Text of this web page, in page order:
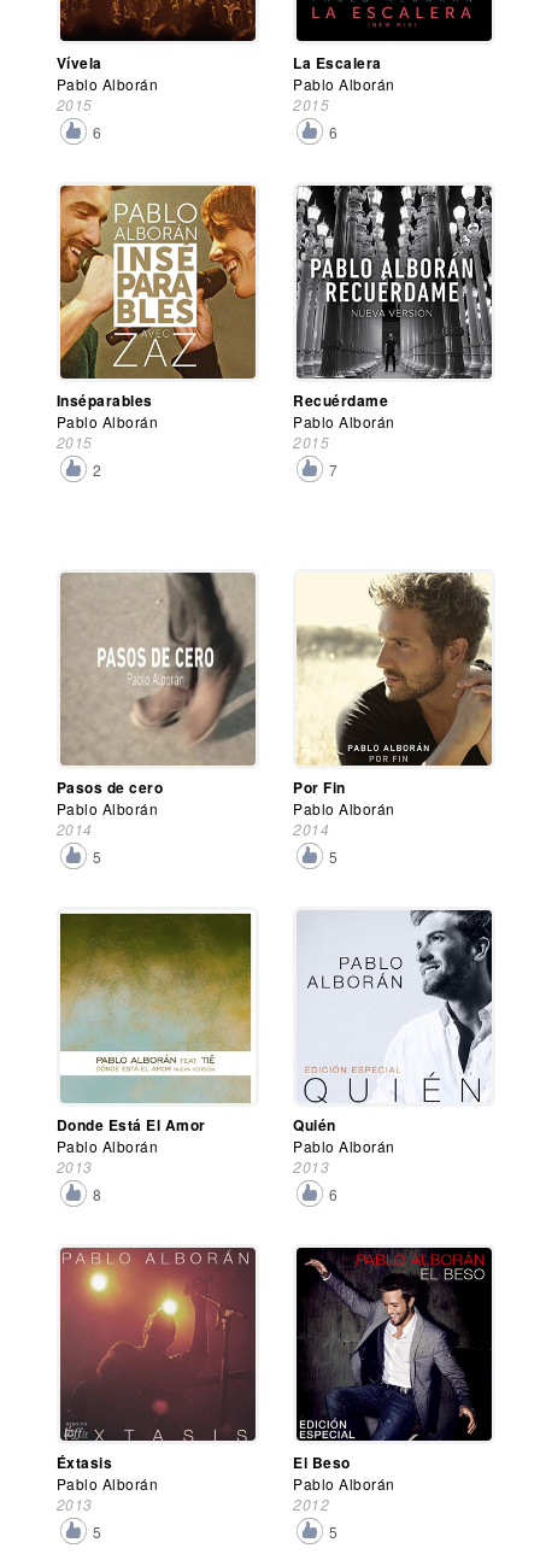
Vívela
Pablo Alborán
2015
6
La Escalera
Pablo Alborán
2015
6
Inséparables
Pablo Alborán
2015
2
Recuérdame
Pablo Alborán
2015
7
Pasos de cero
Pablo Alborán
2014
5
Por Fin
Pablo Alborán
2014
5
Donde Está El Amor
Pablo Alborán
2013
8
Quién
Pablo Alborán
2013
6
Éxtasis
Pablo Alborán
2013
5
El Beso
Pablo Alborán
2012
5